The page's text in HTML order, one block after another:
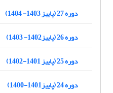
دوره 27 (پاییز 1403- 1404)
دوره 26 (پاییز1402- 1403)
دوره 25 (پاییز 1401-1402)
دوره 24 (پاییز1401-1400)